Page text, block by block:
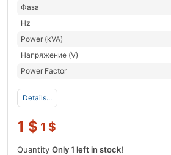
Фаза
Hz
Power (kVA)
Напряжение (V)
Power Factor
Details...
1 $ 1 $
Quantity Only 1 left in stock!